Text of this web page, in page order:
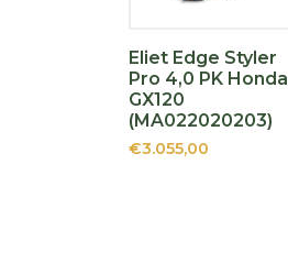
Eliet Edge Styler
Pro 4,0 PK Honda
GX120
(MA022020203)
€3.055,00